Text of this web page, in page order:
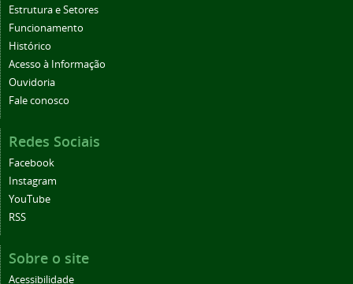
Estrutura e Setores
Funcionamento
Histórico
Acesso à Informação
Ouvidoria
Fale conosco
Redes Sociais
Facebook
Instagram
YouTube
RSS
Sobre o site
Acessibilidade